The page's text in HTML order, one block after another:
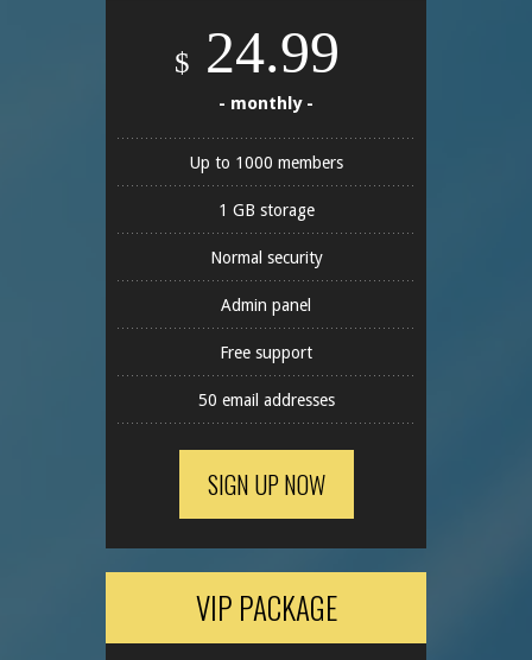
$ 24.99
- monthly -
Up to 1000 members
1 GB storage
Normal security
Admin panel
Free support
50 email addresses
SIGN UP NOW
VIP PACKAGE